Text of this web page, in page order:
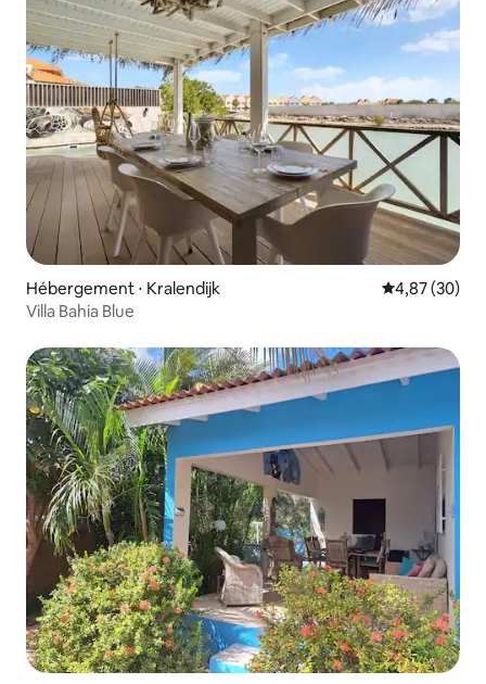
Hébergement ⋅ Kralendijk Évaluation
4,87 (30)
Villa Bahia Blue